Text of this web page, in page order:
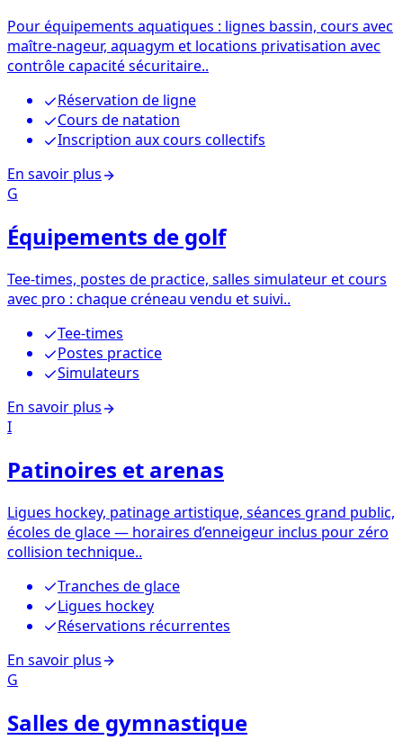
Pour équipements aquatiques : lignes bassin, cours avec
maître-nageur, aquagym et locations privatisation avec
contrôle capacité sécuritaire..
Réservation de ligne
Cours de natation
Inscription aux cours collectifs
En savoir plus
G
Équipements de golf
Tee-times, postes de practice, salles simulateur et cours
avec pro : chaque créneau vendu et suivi..
Tee-times
Postes practice
Simulateurs
En savoir plus
I
Patinoires et arenas
Ligues hockey, patinage artistique, séances grand public,
écoles de glace — horaires d’enneigeur inclus pour zéro
collision technique..
Tranches de glace
Ligues hockey
Réservations récurrentes
En savoir plus
G
Salles de gymnastique